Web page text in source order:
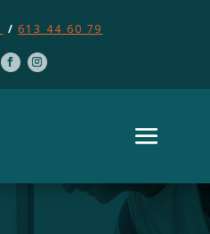
/ 613 44 60 79